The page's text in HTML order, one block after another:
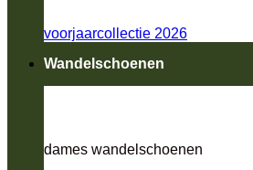
voorjaarcollectie 2026
Wandelschoenen
dames wandelschoenen